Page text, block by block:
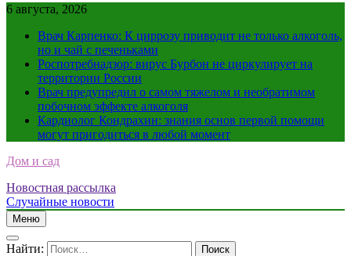
6 августа, 2026
Врач Карпенко: К циррозу приводит не только алкоголь,
но и чай с печеньками
Роспотребнадзор: вирус Бурбон не циркулирует на
территории России
Врач предупредил о самом тяжелом и необратимом
побочном эффекте алкоголя
Кардиолог Кондрахин: знания основ первой помощи
могут пригодиться в любой момент
Дом и сад
Новостная рассылка
Случайные новости
Меню
Найти: